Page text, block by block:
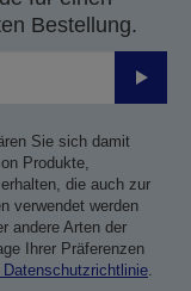
Bestellung.
Sie sich damit
Produkte,
die auch zur
verwendet werden
andere Arten der
Ihrer Präferenzen
Datenschutzrichtlinie.